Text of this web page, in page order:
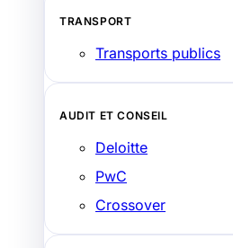
TRANSPORT
Transports publics
AUDIT ET CONSEIL
Deloitte
PwC
Crossover